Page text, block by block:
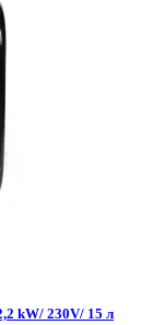
kW/ 230V/ 15 л